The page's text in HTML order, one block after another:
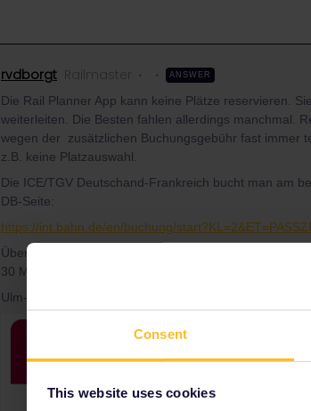
Consent
This website uses cookies
rvdborgt Railmaster ANSWER
Die Rail Planner App kann keine Plätze reservieren.
weiterleiten. Die Besten fahlen allerdings manchmal.
wegen der zusätzlichen Buchungsgebühr fast immer
z.B. keine Platzauswahl.
Die ICE/TGV Deutschand-Frankreich bucht man am
DB-Seite:
https://int.bahn.de/en/buchung/
Über die DB ist es €17 (stornierbar bis zum Vortag),
30 Min. nach Abfahrt).
Ulm-Paris im Januar funktioniert bei mir: